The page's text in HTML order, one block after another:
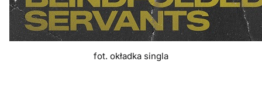
fot. okładka singla